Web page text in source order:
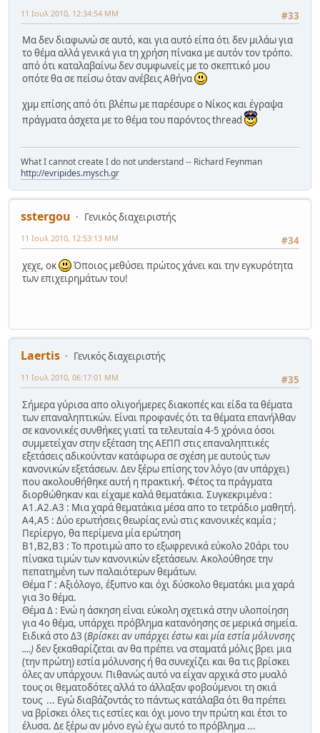
#33
11 Ιουλ 2010, 12:34:54 ΜΜ
Μα δεν διαφωνώ σε αυτό, και για αυτό είπα ότι δεν μιλάω για
το θέμα αλλά γενικά για τη χρήση πίνακα με αυτόν τον τρόπο.
από ότι καταλαβαίνω δεν συμφωνείς με το σκεπτικό μου
οπότε θα σε πείσω όταν ανέβεις Αθήνα
χμμ επίσης από ότι βλέπω με παρέσυρε ο Νίκος και έγραψα
πράγματα άσχετα με το θέμα του παρόντος thread
What I cannot create I do not understand -- Richard Feynman
http://evripides.mysch.gr
sstergou
Γενικός διαχειριστής
#34
11 Ιουλ 2010, 12:53:13 ΜΜ
χεχε, οκ
Όποιος μεθύσει πρώτος χάνει και την εγκυρότητα
των επιχειρημάτων του!
Laertis
Γενικός διαχειριστής
#35
11 Ιουλ 2010, 06:17:01 ΜΜ
Σήμερα γύρισα απο ολιγοήμερες διακοπές και είδα τα θέματα
των επαναληπτικών. Είναι προφανές ότι τα θέματα επανήλθαν
σε κανονικές συνθήκες γιατί τα τελευταία 4-5 χρόνια όσοι
συμμετείχαν στην εξέταση της ΑΕΠΠ στις επαναληπτικές
εξετάσεις αδικούνταν κατάφωρα σε σχέση με αυτούς των
κανονικών εξετάσεων. Δεν ξέρω επίσης τον λόγο (αν υπάρχει)
που ακολουθήθηκε αυτή η πρακτική. Φέτος τα πράγματα
διορθώθηκαν και είχαμε καλά θεματάκια. Συγκεκριμένα :
Α1.Α2.Α3 : Μια χαρά θεματάκια μέσα απο το τετράδιο μαθητή.
Α4,Α5 : Δύο ερωτήσεις θεωρίας ενώ στις κανονικές καμία ;
Περίεργο, θα περίμενα μία ερώτηση
Β1,Β2,Β3 : Το προτιμώ απο το εξωφρενικά εύκολο 20άρι του
πίνακα τιμών των κανονικών εξετάσεων. Ακολούθησε την
πεπατημένη των παλαιότερων θεμάτων.
Θέμα Γ : Αξιόλογο, έξυπνο και όχι δύσκολο θεματάκι μια χαρά
για 3ο θέμα.
Θέμα Δ : Ενώ η άσκηση είναι εύκολη σχετικά στην υλοποίηση
για 4ο θέμα, υπάρχει πρόβλημα κατανόησης σε μερικά σημεία.
Ειδικά στο Δ3 (Βρίσκει αν υπάρχει έστω και μία εστία μόλυνσης
....)δεν ξεκαθαρίζεται αν θα πρέπει να σταματά μόλις βρει μια
(την πρώτη) εστία μόλυνσης ή θα συνεχίζει και θα τις βρίσκει
όλες αν υπάρχουν. Πιθανώς αυτό να είχαν αρχικά στο μυαλό
τους οι θεματοδότες αλλά το άλλαξαν φοβούμενοι τη σκιά
τους ... Εγώ διαβάζοντάς το πάντως κατάλαβα ότι θα πρέπει
να βρίσκει όλες τις εστίες και όχι μονο την πρώτη και έτσι το
έλυσα. Δε ξέρω αν μόνο εγώ έχω αυτό το πρόβλημα ...